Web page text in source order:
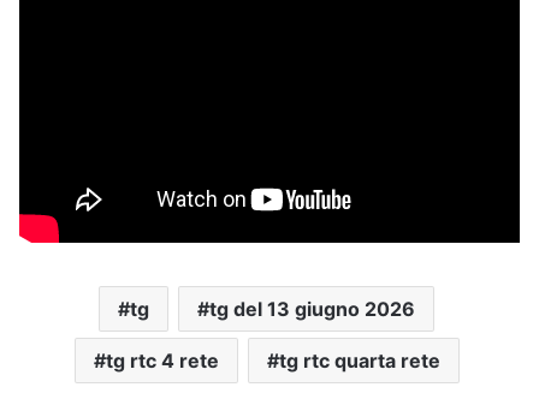
tg tg del 13 giugno 2026
tg rtc 4 rete tg rtc quarta rete